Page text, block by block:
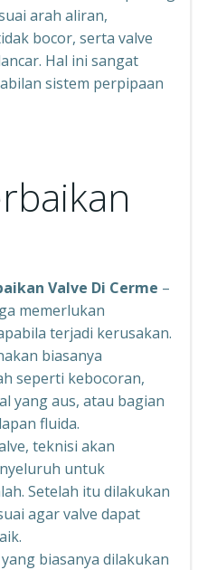
arah aliran,
bocor, serta valve
Hal ini sangat
sistem perpipaan
Valve Di Cerme –
memerlukan
terjadi kerusakan.
biasanya
seperti kebocoran,
yang aus, atau bagian
fluida.
teknisi akan
untuk
Setelah itu dilakukan
agar valve dapat
biasanya dilakukan